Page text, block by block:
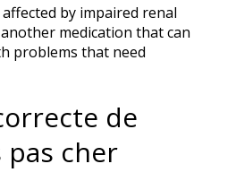
by impaired renal
medication that can
problems that need
de
pas cher